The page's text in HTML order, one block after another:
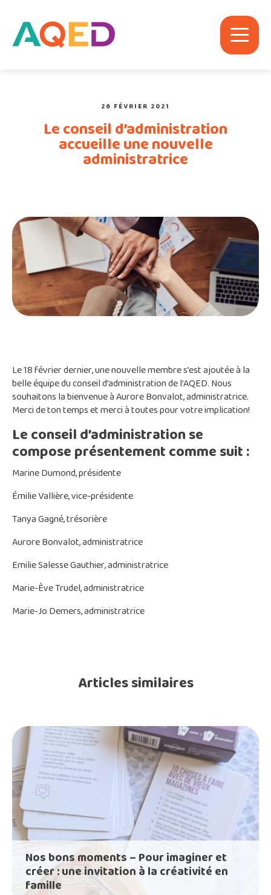
26 FÉVRIER 2021
Le conseil d’administration
accueille une nouvelle
administratrice
Le 18 février dernier, une nouvelle membre s’est ajoutée à la
belle équipe du conseil d’administration de l’AQED. Nous
souhaitons la bienvenue à Aurore Bonvalot, administratrice.
Merci de ton temps et merci à toutes pour votre implication!
Le conseil d’administration se
compose présentement comme suit :
Marine Dumond, présidente
Émilie Vallière, vice-présidente
Tanya Gagné, trésorière
Aurore Bonvalot, administratrice
Emilie Salesse Gauthier, administratrice
Marie-Ève Trudel, administratrice
Marie-Jo Demers, administratrice
Articles similaires
Nos bons moments – Pour imaginer et
créer : une invitation à la créativité en
famille